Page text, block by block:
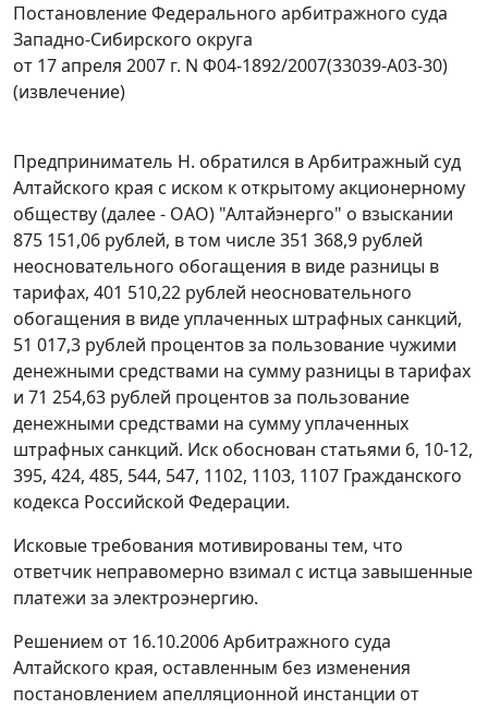
Постановление Федерального арбитражного суда
Западно-Сибирского округа
от 17 апреля 2007 г. N Ф04-1892/2007(33039-А03-30)
(извлечение)
Предприниматель Н. обратился в Арбитражный суд
Алтайского края с иском к открытому акционерному
обществу (далее - ОАО) "Алтайэнерго" о взыскании
875 151,06 рублей, в том числе 351 368,9 рублей
неосновательного обогащения в виде разницы в
тарифах, 401 510,22 рублей неосновательного
обогащения в виде уплаченных штрафных санкций,
51 017,3 рублей процентов за пользование чужими
денежными средствами на сумму разницы в тарифах
и 71 254,63 рублей процентов за пользование
денежными средствами на сумму уплаченных
штрафных санкций. Иск обоснован статьями 6, 10-12,
395, 424, 485, 544, 547, 1102, 1103, 1107 Гражданского
кодекса Российской Федерации.
Исковые требования мотивированы тем, что
ответчик неправомерно взимал с истца завышенные
платежи за электроэнергию.
Решением от 16.10.2006 Арбитражного суда
Алтайского края, оставленным без изменения
постановлением апелляционной инстанции от